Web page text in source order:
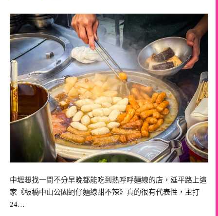
中壢想找一間不分早晚都能吃到熱呼呼麵線的店，延平路上這
家《板橋中山公園蚵仔麵線甜不辣》真的很有代表性，主打
24…